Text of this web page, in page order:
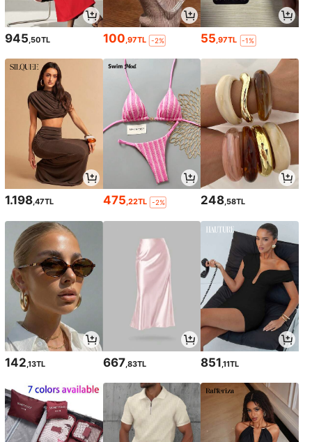
945,50TL 100,97TL -2% 55,97TL -1%
1.198,47TL 475,22TL -2% 248,58TL
142 ,13TL 667 ,83TL 851 ,11TL